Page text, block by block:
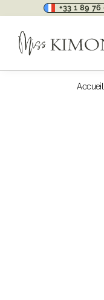
+33 1 89 76
Nouveaux
Accueil